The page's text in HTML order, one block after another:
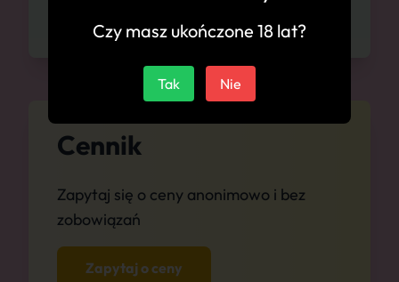
Cennik
Zapytaj się o ceny anonimowo i bez
zobowiązań
Zapytaj o ceny
Czy masz ukończone 18 lat?
Tak Nie